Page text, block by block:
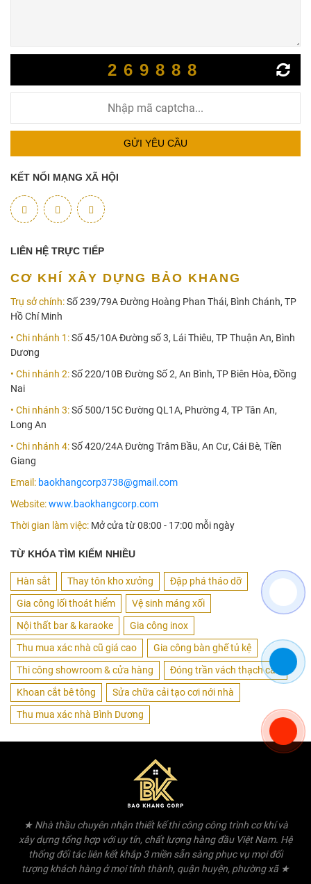
269888
GỬI YÊU CẦU
KẾT NỐI MẠNG XÃ HỘI
LIÊN HỆ TRỰC TIẾP
CƠ KHÍ XÂY DỰNG BẢO KHANG
Trụ sở chính:Số 239/79A Đường Hoàng Phan Thái, Bình Chánh, TP
Hồ Chí Minh
• Chi nhánh 1:Số 45/10A Đường số 3, Lái Thiêu, TP Thuận An, Bình
Dương
• Chi nhánh 2:Số 220/10B Đường Số 2, An Bình, TP Biên Hòa, Đồng
Nai
• Chi nhánh 3:Số 500/15C Đường QL1A, Phường 4, TP Tân An,
Long An
• Chi nhánh 4:Số 420/24A Đường Trâm Bầu, An Cư, Cái Bè, Tiền
Giang
Email: baokhangcorp3738@gmail.com
Website:www.baokhangcorp.com
Thời gian làm việc: Mở cửa từ 08:00 - 17:00 mỗi ngày
TỪ KHÓA TÌM KIẾM NHIỀU
Hàn sắt Thay tôn kho xưởng
Đập phá tháo dỡ
Gia công lối thoát hiểm
Vệ sinh máng xối
Nội thất bar & karaoke
Gia công inox
Thu mua xác nhà cũ giá cao
Gia công bàn ghế tủ kệ
Thi công showroom & cửa hàng
Đóng trần vách thạch cao
Khoan cắt bê tông
Sửa chữa cải tạo cơi nới nhà
Thu mua xác nhà Bình Dương
★ Nhà thầu chuyên nhận thiết kế thi công công trình cơ khí và
xây dựng tổng hợp với uy tín, chất lượng hàng đầu Việt Nam. Hệ
thống đối tác liên kết khắp 3 miền sẵn sàng phục vụ mọi đối
tượng khách hàng ở mọi tỉnh thành, quận huyện, phường xã ★